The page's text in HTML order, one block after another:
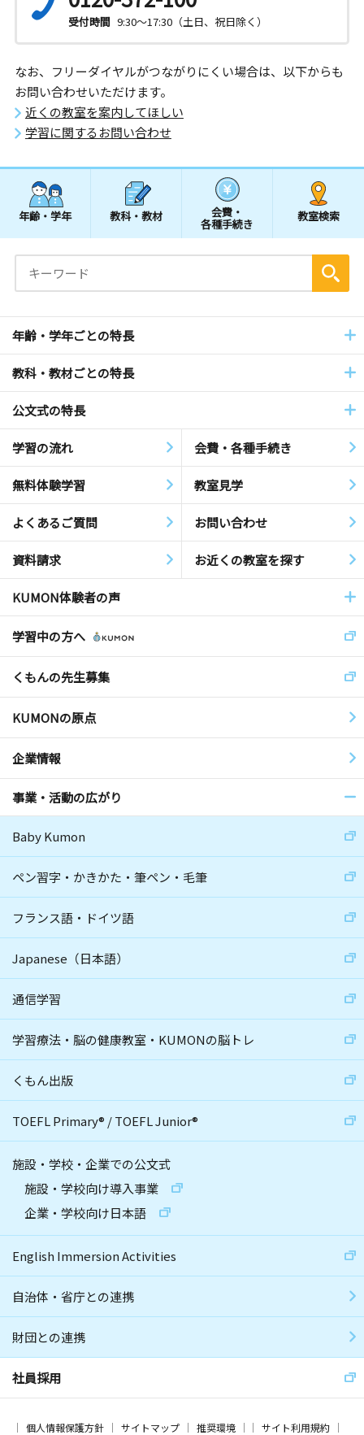
受付時間 9:30～17:30（土日、祝日除く）
なお、フリーダイヤルがつながりにくい場合は、以下からも
お問い合わせいただけます。
近くの教室を案内してほしい
学習に関するお問い合わせ
年齢・学年 教科・教材 会費・
各種手続き
教室検索
年齢・学年ごとの特長
教科・教材ごとの特長
公文式の特長
学習の流れ 会費・各種手続き
無料体験学習 教室見学
よくあるご質問 お問い合わせ
資料請求 お近くの教室を探す
KUMON体験者の声
学習中の方へ
くもんの先生募集
KUMONの原点
企業情報
事業・活動の広がり
Baby Kumon
ペン習字・かきかた・筆ペン・毛筆
フランス語・ドイツ語
Japanese（日本語）
通信学習
学習療法・脳の健康教室・KUMONの脳トレ
くもん出版
TOEFL Primary® /TOEFL Junior®
施設・学校・企業での公文式
施設・学校向け導入事業
企業・学校向け日本語
English Immersion Activities
自治体・省庁との連携
財団との連携
社員採用
個人情報保護方針 サイトマップ 推奨環境 サイト利用規約